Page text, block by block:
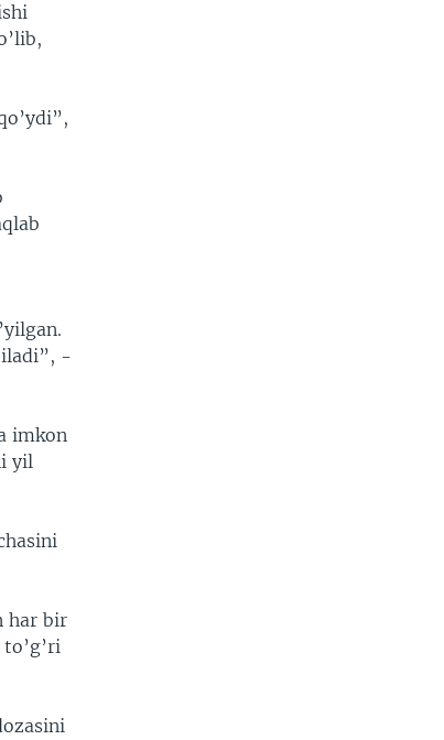
-
imkon
yil
har bir